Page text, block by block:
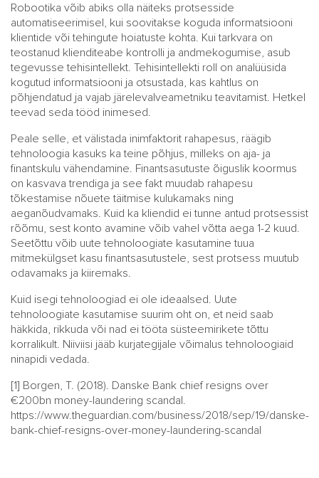
Robootika võib abiks olla näiteks protsesside
automatiseerimisel, kui soovitakse koguda informatsiooni
klientide või tehingute hoiatuste kohta. Kui tarkvara on
teostanud klienditeabe kontrolli ja andmekogumise, asub
tegevusse tehisintellekt. Tehisintellekti roll on analüüsida
kogutud informatsiooni ja otsustada, kas kahtlus on
põhjendatud ja vajab järelevalveametniku teavitamist. Hetkel
teevad seda tööd inimesed.
Peale selle, et välistada inimfaktorit rahapesus, räägib
tehnoloogia kasuks ka teine põhjus, milleks on aja- ja
finantskulu vähendamine. Finantsasutuste õiguslik koormus
on kasvava trendiga ja see fakt muudab rahapesu
tõkestamise nõuete täitmise kulukamaks ning
aeganõudvamaks. Kuid ka kliendid ei tunne antud protsessist
rõõmu, sest konto avamine võib vahel võtta aega 1-2 kuud.
Seetõttu võib uute tehnoloogiate kasutamine tuua
mitmekülgset kasu finantsasutustele, sest protsess muutub
odavamaks ja kiiremaks.
Kuid isegi tehnoloogiad ei ole ideaalsed. Uute
tehnoloogiate kasutamise suurim oht on, et neid saab
häkkida, rikkuda või nad ei tööta süsteemirikete tõttu
korralikult. Niiviisi jääb kurjategijale võimalus tehnoloogiaid
ninapidi vedada.
[1] Borgen, T. (2018). Danske Bank chief resigns over
€200bn money-laundering scandal.
https://www.theguardian.com/business/2018/sep/19/danske-
bank-chief-resigns-over-money-laundering-scandal